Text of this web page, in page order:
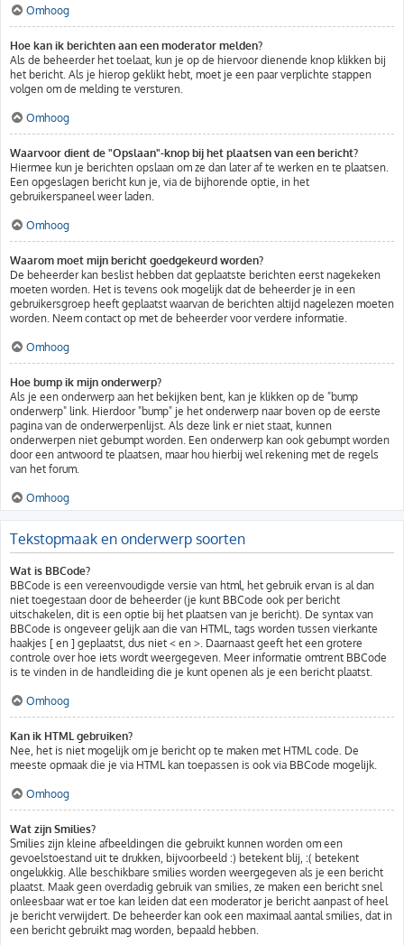
Omhoog
Hoe kan ik berichten aan een moderator melden?
Als de beheerder het toelaat, kun je op de hiervoor dienende knop klikken bij
het bericht. Als je hierop geklikt hebt, moet je een paar verplichte stappen
volgen om de melding te versturen.
Omhoog
Waarvoor dient de "Opslaan"-knop bij het plaatsen van een bericht?
Hiermee kun je berichten opslaan om ze dan later af te werken en te plaatsen.
Een opgeslagen bericht kun je, via de bijhorende optie, in het
gebruikerspaneel weer laden.
Omhoog
Waarom moet mijn bericht goedgekeurd worden?
De beheerder kan beslist hebben dat geplaatste berichten eerst nagekeken
moeten worden. Het is tevens ook mogelijk dat de beheerder je in een
gebruikersgroep heeft geplaatst waarvan de berichten altijd nagelezen moeten
worden. Neem contact op met de beheerder voor verdere informatie.
Omhoog
Hoe bump ik mijn onderwerp?
Als je een onderwerp aan het bekijken bent, kan je klikken op de "bump
onderwerp" link. Hierdoor "bump" je het onderwerp naar boven op de eerste
pagina van de onderwerpenlijst. Als deze link er niet staat, kunnen
onderwerpen niet gebumpt worden. Een onderwerp kan ook gebumpt worden
door een antwoord te plaatsen, maar hou hierbij wel rekening met de regels
van het forum.
Omhoog
Tekstopmaak en onderwerp soorten
Wat is BBCode?
BBCode is een vereenvoudigde versie van html, het gebruik ervan is al dan
niet toegestaan door de beheerder (je kunt BBCode ook per bericht
uitschakelen, dit is een optie bij het plaatsen van je bericht). De syntax van
BBCode is ongeveer gelijk aan die van HTML, tags worden tussen vierkante
haakjes [ en ] geplaatst, dus niet < en >. Daarnaast geeft het een grotere
controle over hoe iets wordt weergegeven. Meer informatie omtrent BBCode
is te vinden in de handleiding die je kunt openen als je een bericht plaatst.
Omhoog
Kan ik HTML gebruiken?
Nee, het is niet mogelijk om je bericht op te maken met HTML code. De
meeste opmaak die je via HTML kan toepassen is ook via BBCode mogelijk.
Omhoog
Wat zijn Smilies?
Smilies zijn kleine afbeeldingen die gebruikt kunnen worden om een
gevoelstoestand uit te drukken, bijvoorbeeld :) betekent blij, :( betekent
ongelukkig. Alle beschikbare smilies worden weergegeven als je een bericht
plaatst. Maak geen overdadig gebruik van smilies, ze maken een bericht snel
onleesbaar wat er toe kan leiden dat een moderator je bericht aanpast of heel
je bericht verwijdert. De beheerder kan ook een maximaal aantal smilies, dat in
een bericht gebruikt mag worden, bepaald hebben.